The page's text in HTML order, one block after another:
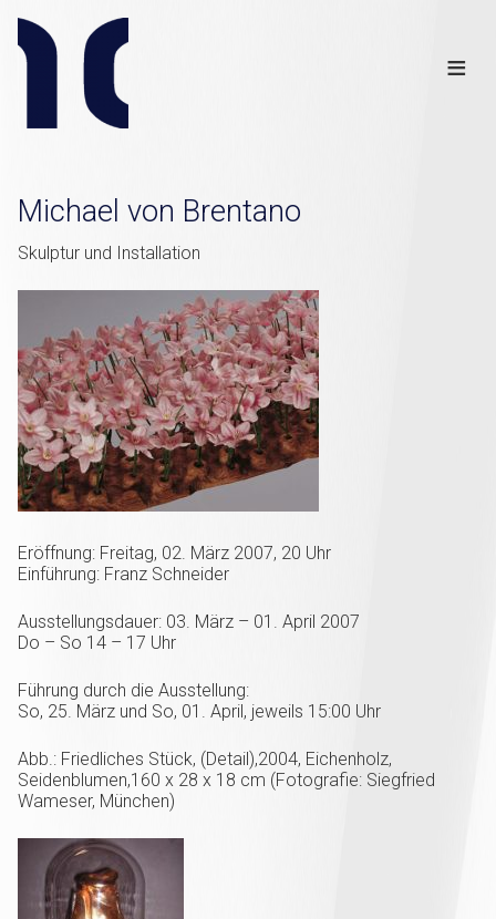
≡
Michael von Brentano
Skulptur und Installation
Eröffnung: Freitag, 02. März 2007, 20 Uhr
Einführung: Franz Schneider
Ausstellungsdauer: 03. März – 01. April 2007
Do – So 14 – 17 Uhr
Führung durch die Ausstellung:
So, 25. März und So, 01. April, jeweils 15:00 Uhr
Abb.: Friedliches Stück, (Detail),2004, Eichenholz,
Seidenblumen,160 x 28 x 18 cm (Fotografie: Siegfried
Wameser, München)